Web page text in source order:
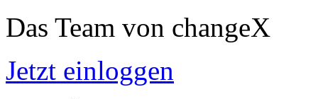
Das Team von changeX
Jetzt einloggen